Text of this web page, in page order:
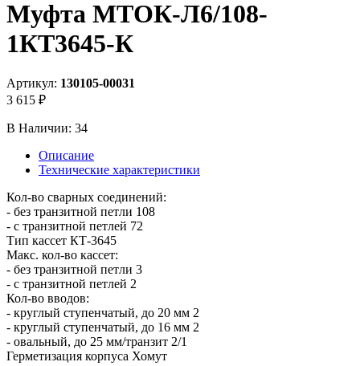
Муфта МТОК-Л6/108-
1КТ3645-К
Артикул: 130105-00031
3 615 ₽
В Наличии: 34
Описание
Технические характеристики
Кол-во сварных соединений:
- без транзитной петли 108
- с транзитной петлей 72
Тип кассет КТ-3645
Макс. кол-во кассет:
- без транзитной петли 3
- с транзитной петлей 2
Кол-во вводов:
- круглый ступенчатый, до 20 мм 2
- круглый ступенчатый, до 16 мм 2
- овальный, до 25 мм/транзит 2/1
Герметизация корпуса Хомут